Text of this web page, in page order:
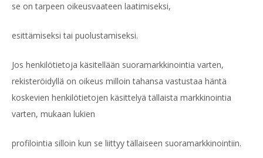
se on tarpeen oikeusvaateen laatimiseksi,
esittämiseksi tai puolustamiseksi.
Jos henkilötietoja käsitellään suoramarkkinointia varten,
rekisteröidyllä on oikeus milloin tahansa vastustaa häntä
koskevien henkilötietojen käsittelyä tällaista markkinointia
varten, mukaan lukien
profilointia silloin kun se liittyy tällaiseen suoramarkkinointiin.